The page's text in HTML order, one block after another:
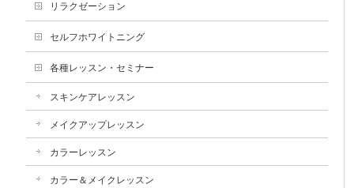
リラクゼーション
セルフホワイトニング
各種レッスン・セミナー
スキンケアレッスン
メイクアップレッスン
カラーレッスン
カラー＆メイクレッスン